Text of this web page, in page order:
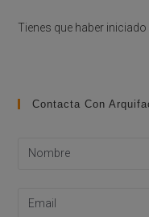
Tienes que haber iniciado
Contacta Con